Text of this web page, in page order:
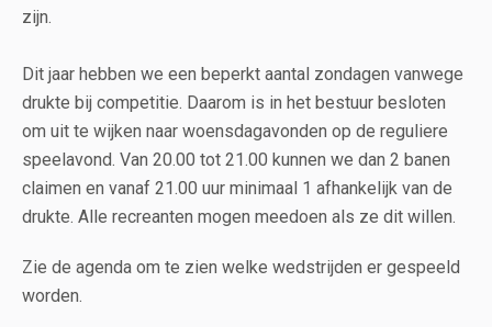
zijn.
Dit jaar hebben we een beperkt aantal zondagen vanwege
drukte bij competitie. Daarom is in het bestuur besloten
om uit te wijken naar woensdagavonden op de reguliere
speelavond. Van 20.00 tot 21.00 kunnen we dan 2 banen
claimen en vanaf 21.00 uur minimaal 1 afhankelijk van de
drukte. Alle recreanten mogen meedoen als ze dit willen.
Zie de agenda om te zien welke wedstrijden er gespeeld
worden.